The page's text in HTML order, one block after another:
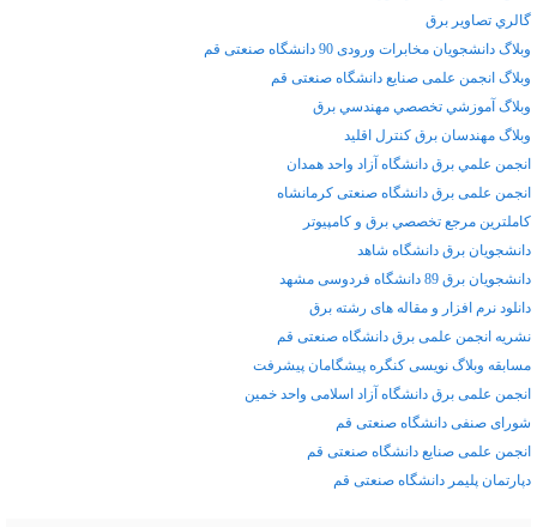
گالري تصاوير برق
وبلاگ دانشجویان مخابرات ورودی 90 دانشگاه صنعتی قم
وبلاگ انجمن علمی صنایع دانشگاه صنعتی قم
وبلاگ آموزشي تخصصي مهندسي برق
وبلاگ مهندسان برق کنترل اقلید
انجمن علمي برق دانشگاه آزاد واحد همدان
انجمن علمی برق دانشگاه صنعتی کرمانشاه
كاملترين مرجع تخصصي برق و كامپيوتر
دانشجويان برق دانشگاه شاهد
دانشجویان برق 89 دانشگاه فردوسی مشهد
دانلود نرم افزار و مقاله های رشته برق
نشریه انجمن علمی برق دانشگاه صنعتی قم
مسابقه وبلاگ نویسی کنگره پیشگامان پیشرفت
انجمن علمی برق دانشگاه آزاد اسلامی واحد خمین
شورای صنفی دانشگاه صنعتی قم
انجمن علمی صنایع دانشگاه صنعتی قم
دپارتمان پلیمر دانشگاه صنعتی قم